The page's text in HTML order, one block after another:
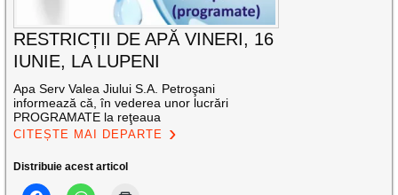
RESTRICȚII DE APĂ VINERI, 16
IUNIE, LA LUPENI
Apa Serv Valea Jiului S.A. Petroşani
informează că, în vederea unor lucrări
PROGRAMATE la reţeaua
CITEȘTE MAI DEPARTE
Distribuie acest articol